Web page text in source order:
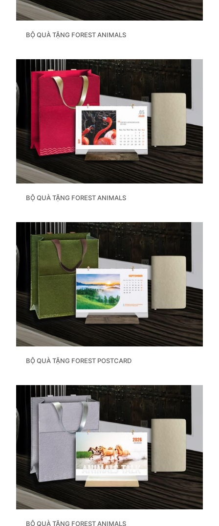
BỘ QUÀ TẶNG FOREST ANIMALS
BỘ QUÀ TẶNG FOREST ANIMALS
BỘ QUÀ TẶNG FOREST POSTCARD
BỘ QUÀ TẶNG FOREST ANIMALS